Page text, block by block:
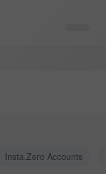
Insta.Zero Accounts